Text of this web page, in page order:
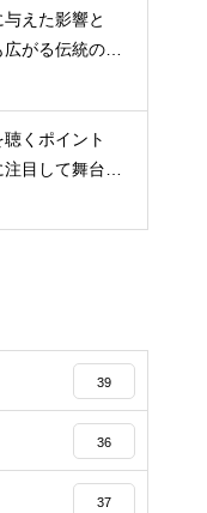
えた影響と
がる伝統の足
くポイント
目して舞台を
色と唄に込め
39
36
37